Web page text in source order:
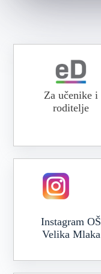
Za učenike i
roditelje
Instagram OŠ
Velika Mlaka